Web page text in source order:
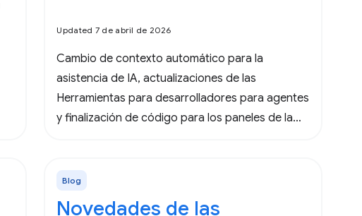
Updated 7 de abril de 2026
Cambio de contexto automático para la
asistencia de IA, actualizaciones de las
Herramientas para desarrolladores para agentes
y finalización de código para los paneles de la
Blog
Novedades de las